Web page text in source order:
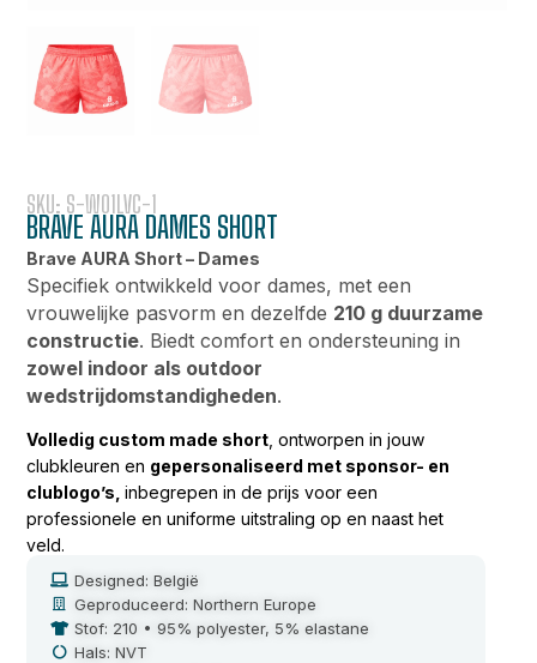
SKU: S-W01LVC-1
BRAVE AURA DAMES SHORT
Brave AURA Short – Dames
Specifiek ontwikkeld voor dames, met een
vrouwelijke pasvorm en dezelfde 210 g duurzame
constructie. Biedt comfort en ondersteuning in
zowel indoor als outdoor
wedstrijdomstandigheden.
Volledig custom made short , ontworpen in jouw
clubkleuren en gepersonaliseerd met sponsor- en
clublogo’s,inbegrepen in de prijs voor een
professionele en uniforme uitstraling op en naast het
veld.
Designed: België
Geproduceerd: Northern Europe
Stof: 210 • 95% polyester, 5% elastane
Hals: NVT